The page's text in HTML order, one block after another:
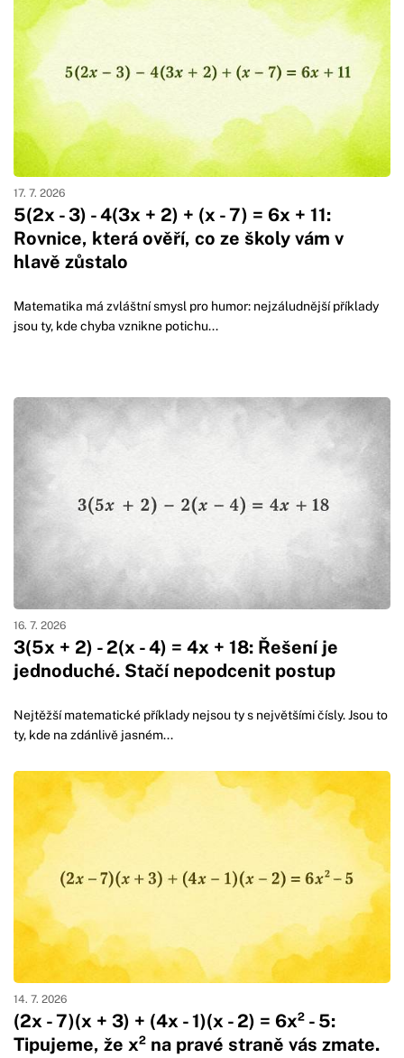
5(2x - 3) - 4(3x + 2) + (x - 7) = 6x + 11:
Rovnice, která ověří, co ze školy vám v
hlavě zůstalo
17. 7. 2026
Matematika má zvláštní smysl pro humor: nejzáludnější příklady
jsou ty, kde chyba vznikne potichu...
3(5x + 2) - 2(x - 4) = 4x + 18: Řešení je
jednoduché. Stačí nepodcenit postup
16. 7. 2026
Nejtěžší matematické příklady nejsou ty s největšími čísly. Jsou to
ty, kde na zdánlivě jasném...
(2x - 7)(x + 3) + (4x - 1)(x - 2) = 6x² - 5:
Tipujeme, že x² na pravé straně vás zmate.
14. 7. 2026